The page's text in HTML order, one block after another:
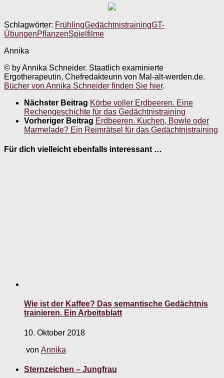
Schlagwörter: FrühlingGedächtnistrainingGT-
ÜbungenPflanzenSpielfilme
Annika
© by Annika Schneider. Staatlich examinierte
Ergotherapeutin, Chefredakteurin von Mal-alt-werden.de.
Bücher von Annika Schneider finden Sie hier.
Nächster Beitrag Körbe voller Erdbeeren. Eine
Rechengeschichte für das Gedächtnistraining
Vorheriger Beitrag Erdbeeren. Kuchen, Bowle oder
Marmelade? Ein Reimrätsel für das Gedächtnistraining
Für dich vielleicht ebenfalls interessant …
Wie ist der Kaffee? Das semantische Gedächtnis
trainieren. Ein Arbeitsblatt
10. Oktober 2018
von Annika
Sternzeichen – Jungfrau